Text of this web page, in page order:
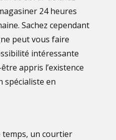
24 heures
Sachez cependant
peut vous faire
intéressante
appris l’existence
spécialiste en
temps, un courtier